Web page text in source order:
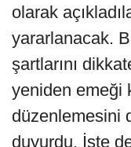
olarak
yararlanacak.
şartlarını
yeniden emeği
düzenlemesini
duyurdu. İşte